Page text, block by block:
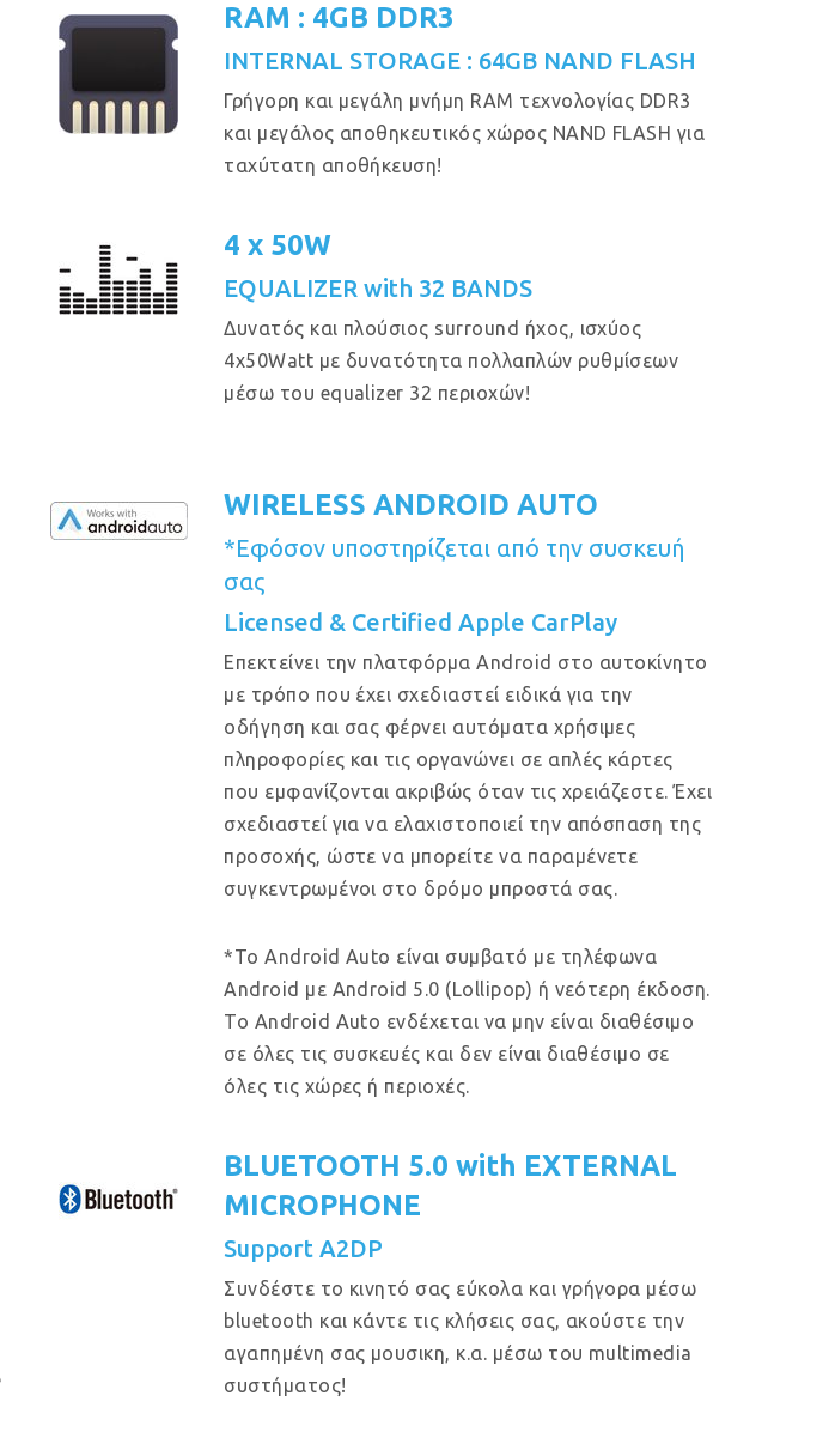
RAM : 4GB DDR3
INTERNAL STORAGE : 64GB NAND FLASH
Γρήγορη και μεγάλη μνήμη RAM τεχνολογίας DDR3
και μεγάλος αποθηκευτικός χώρος NAND FLASH για
ταχύτατη αποθήκευση!
4 x 50W
EQUALIZER with 32 BANDS
Δυνατός και πλούσιος surround ήχος, ισχύος
4x50Watt με δυνατότητα πολλαπλών ρυθμίσεων
μέσω του equalizer 32 περιοχών!
WIRELESS ANDROID AUTO
*Εφόσον υποστηρίζεται από την συσκευή
σας
Licensed & Certified Apple CarPlay
Επεκτείνει την πλατφόρμα Android στο αυτοκίνητο
με τρόπο που έχει σχεδιαστεί ειδικά για την
οδήγηση και σας φέρνει αυτόματα χρήσιμες
πληροφορίες και τις οργανώνει σε απλές κάρτες
που εμφανίζονται ακριβώς όταν τις χρειάζεστε. Έχει
σχεδιαστεί για να ελαχιστοποιεί την απόσπαση της
προσοχής, ώστε να μπορείτε να παραμένετε
συγκεντρωμένοι στο δρόμο μπροστά σας.
*Το Android Auto είναι συμβατό με τηλέφωνα
Android με Android 5.0 (Lollipop) ή νεότερη έκδοση.
Το Android Auto ενδέχεται να μην είναι διαθέσιμο
σε όλες τις συσκευές και δεν είναι διαθέσιμο σε
όλες τις χώρες ή περιοχές.
BLUETOOTH 5.0 with EXTERNAL
MICROPHONE
Support A2DP
Συνδέστε το κινητό σας εύκολα και γρήγορα μέσω
bluetooth και κάντε τις κλήσεις σας, ακούστε την
αγαπημένη σας μουσικη, κ.α. μέσω του multimedia
συστήματος!